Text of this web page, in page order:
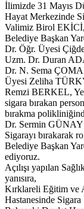
İlimizde 31 Mayıs
Hayat Merkezinde
Valimiz Birol EKİCİ,
Belediye Başkan
Dr. Öğr. Üyesi
Uzm. Dr. Duran
Dr. N. Sema
Üyesi Zeliha
Remzi BERKEL,
sigara bırakan
bırakma
Dr. Sermin GÜNAY
Sigarayı bırakarak
Belediye Başkan
ediyoruz.
Açılışı yapılan
yanısıra,
Kırklareli Eğitim ve
Hastanesinde